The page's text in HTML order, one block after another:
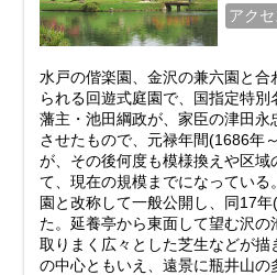
アクセ
水戸の偕楽園、金沢の兼六園と合
られる回遊式庭園で、国指定特
藩主・池田綱政が、家臣の津田永
させたもので、元禄年間(1686年
が、その後何度も模様換えや区域
て、現在の規模までになってい
園と改称して一般公開し、同17
た。延養亭から東面して望む沢の
取りまく広々とした芝生などが描
の中心ともいえ、遠景に瓶井山の